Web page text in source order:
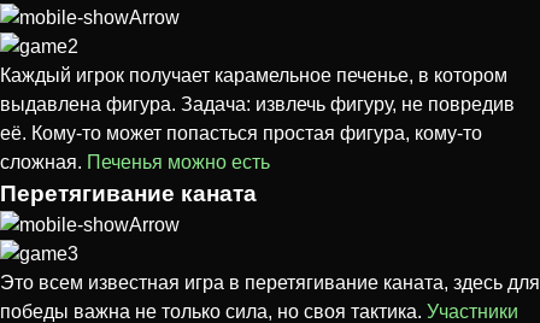
Каждый игрок получает карамельное печенье, в котором
выдавлена фигура. Задача: извлечь фигуру, не повредив
её. Кому-то может попасться простая фигура, кому-то
сложная. Печенья можно есть
Перетягивание каната
Это всем известная игра в перетягивание каната, здесь для
победы важна не только сила, но своя тактика. Участники